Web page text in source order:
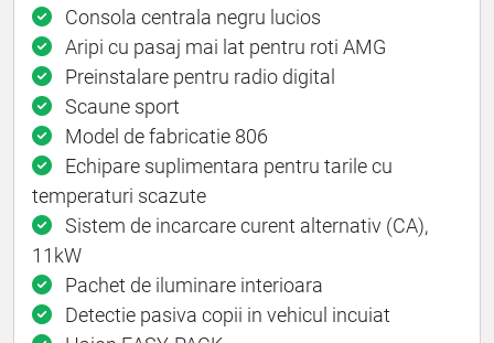
Consola centrala negru lucios
Aripi cu pasaj mai lat pentru roti AMG
Preinstalare pentru radio digital
Scaune sport
Model de fabricatie 806
Echipare suplimentara pentru tarile cu
temperaturi scazute
Sistem de incarcare curent alternativ (CA),
11kW
Pachet de iluminare interioara
Detectie pasiva copii in vehicul incuiat